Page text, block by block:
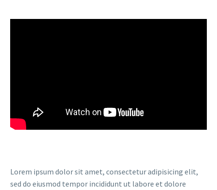
Lorem ipsum dolor sit amet, consectetur adipisicing elit,
sed do eiusmod tempor incididunt ut labore et dolore